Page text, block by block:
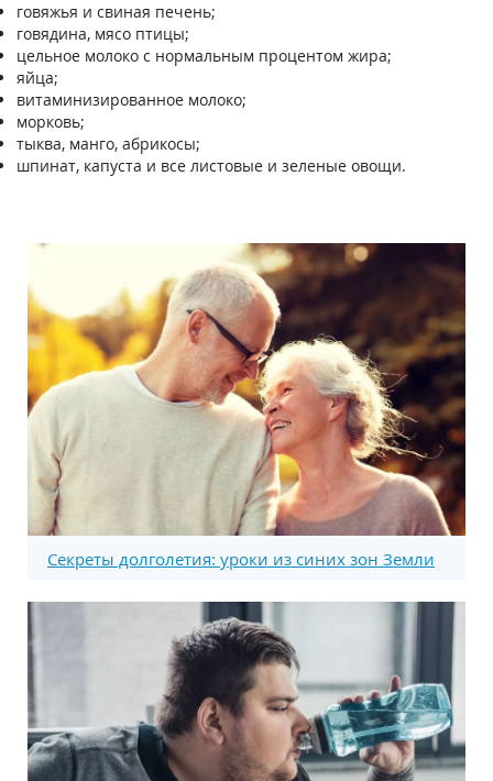
говяжья и свиная печень;
говядина, мясо птицы;
цельное молоко с нормальным процентом жира;
яйца;
витаминизированное молоко;
морковь;
тыква, манго, абрикосы;
шпинат, капуста и все листовые и зеленые овощи.
Секреты долголетия: уроки из синих зон Земли